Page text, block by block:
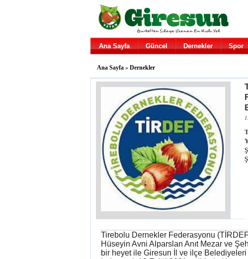
Ana Sayfa Güncel Dernekler Spor
Ana Sayfa » Dernekler
Tirebolu Dernekler Federasyonu
Hüseyin Avni Alparslan Anıt Mezar ve
bir heyet ile Giresun İl ve ilçe